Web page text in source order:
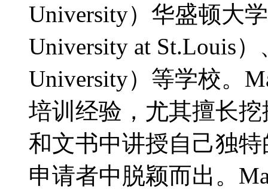
University）华盛顿大
University at St.Louis
University）等学校。
培训经验，尤其擅长
和文书中讲授自己独
申请者中脱颖而出。